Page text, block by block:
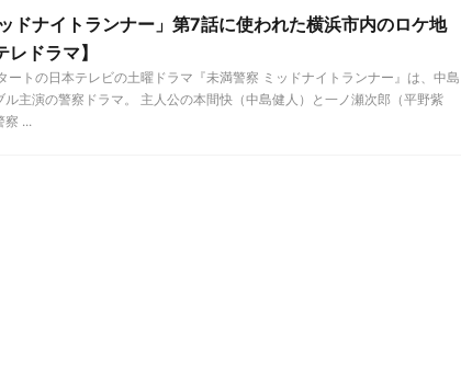
ドナイトランナー」第7話に使われた横浜市内のロケ地
ドラマ】
ートの日本テレビの土曜ドラマ『未満警察 ミッドナイトランナー』は、中島
ル主演の警察ドラマ。 主人公の本間快（中島健人）と一ノ瀬次郎（平野紫
察 ...